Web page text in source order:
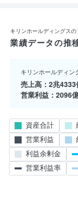
キリンホールディングスの
業績データの推
キリンホールディ
売上高
2兆4333
営業利益
2096
資産合計
営業利益
利益余剰金
営業利益率